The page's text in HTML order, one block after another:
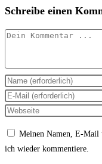
Schreibe einen
Kommentieren
Gib
deinen
Namen
Gib
deine
Gib
Meinen Namen, E-Mail
ich wieder kommentiere.